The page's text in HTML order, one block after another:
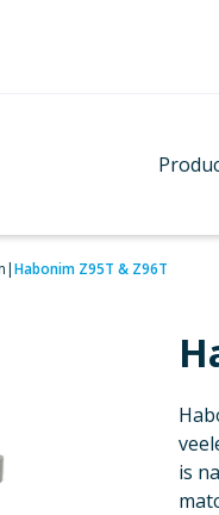
|Habonim Z95T & Z96T
is